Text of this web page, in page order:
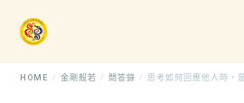
HOME 金剛般若 問答錄 思考如何回應他人時，